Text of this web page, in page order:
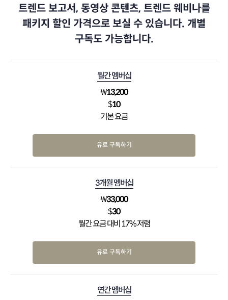
트렌드 보고서, 동영상 콘텐츠, 트렌드 웨비나를
패키지 할인 가격으로 보실 수 있습니다. 개별
구독도 가능합니다.
월간 멤버십
₩13,200
$10
기본 요금
유료 구독하기
3개월 멤버십
₩33,000
$30
월간 요금 대비 17% 저렴
유료 구독하기
연간 멤버십